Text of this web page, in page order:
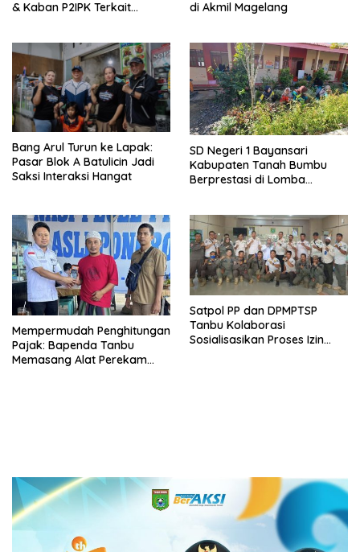
& Kaban P2IPK Terkait
di Akmil Magelang
Bang Arul Turun ke Lapak:
Pasar Blok A Batulicin Jadi
Saksi Interaksi Hangat
SD Negeri 1 Bayansari
Kabupaten Tanah Bumbu
Berprestasi di Lomba
Mempermudah Penghitungan
Pajak: Bapenda Tanbu
Memasang Alat Perekam
Satpol PP dan DPMPTSP
Tanbu Kolaborasi
Sosialisasikan Proses Izin